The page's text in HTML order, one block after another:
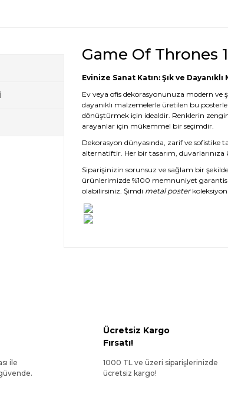
Game Of Thrones
Evinize Sanat Katın: Şık ve
Ev veya ofis dekorasyonunuza modern ve
dayanıklı malzemelerle üretilen bu
dönüştürmek için idealdir. Renklerin
arayanlar için mükemmel bir seçimdir.
Dekorasyon dünyasında, zarif ve sofistike
alternatiftir. Her bir tasarım,
Siparişinizin sorunsuz ve sağlam bir
ürünlerimizde %100 memnuniyet
olabilirsiniz. Şimdi metal poster
ile
Ücretsiz Kargo
Fırsatı!
1000 TL ve üzeri siparişlerinizde
ücretsiz kargo!